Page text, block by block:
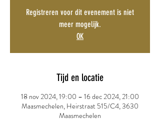
Registreren voor dit evenement is niet
meer mogelijk.
OK
Tijd en locatie
18 nov 2024, 19:00 – 16 dec 2024, 21:00
Maasmechelen, Heirstraat 515/C4, 3630
Maasmechelen